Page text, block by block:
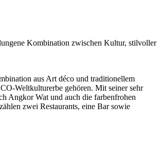
Kombination zwischen Kultur, stilvoller
aus Art déco und traditionellem
Weltkulturerbe gehören. Mit seiner sehr
Angkor Wat und auch die farbenfrohen
zwei Restaurants, eine Bar sowie